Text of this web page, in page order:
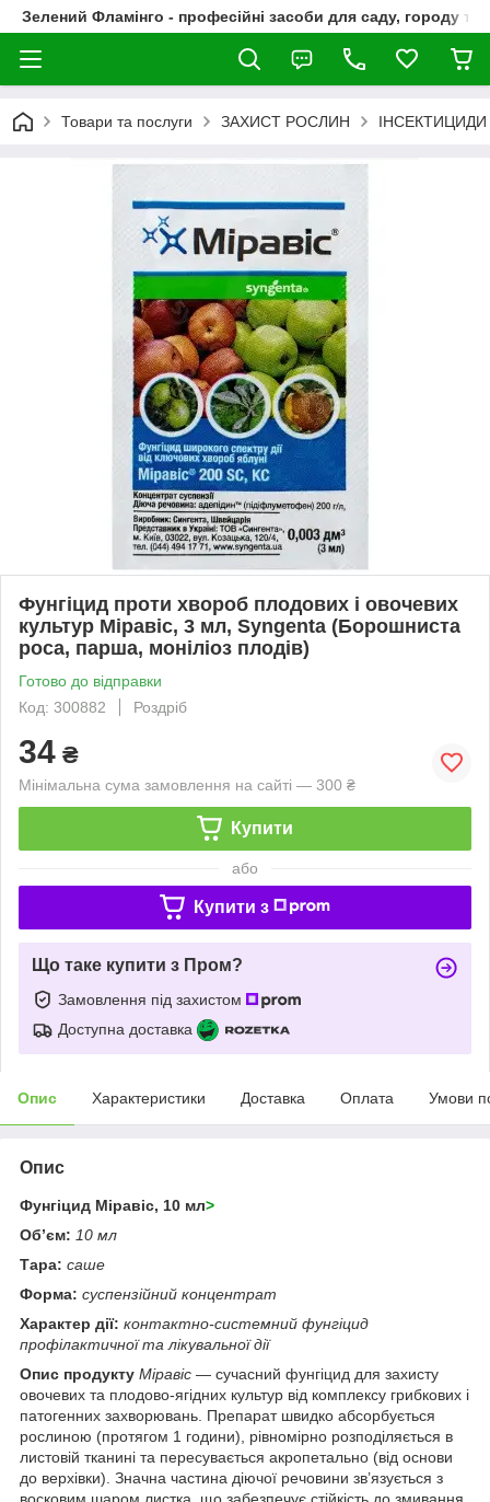
Зелений Фламінго - професійні засоби для саду, городу та
Товари та послуги ЗАХИСТ РОСЛИН ІНСЕКТИЦИДИ
Фунгіцид проти хвороб плодових і овочевих
культур Міравіс, 3 мл, Syngenta (Борошниста
роса, парша, моніліоз плодів)
Готово до відправки
Код: 300882
Роздріб
34 ₴
Мінімальна сума замовлення на сайті — 300 ₴
Купити
або
Купити з
Що таке купити з Пром?
Замовлення під захистом
Доступна доставка
Опис Характеристики Доставка Оплата Умови
Опис
Фунгіцид Міравіс, 10 мл>
Об’єм: 10 мл
Тара: саше
Форма: суспензійний концентрат
Характер дії: контактно-системний фунгіцид
профілактичної та лікувальної дії
Опис продукту Міравіс — сучасний фунгіцид для захисту
овочевих та плодово-ягідних культур від комплексу грибкових і
патогенних захворювань. Препарат швидко абсорбується
рослиною (протягом 1 години), рівномірно розподіляється в
листовій тканині та пересувається акропетально (від основи
до верхівки). Значна частина діючої речовини зв’язується з
восковим шаром листка, що забезпечує стійкість до змивання